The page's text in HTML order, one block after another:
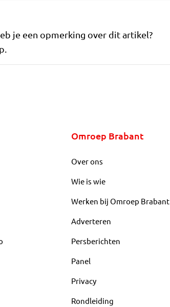
je een opmerking over dit artikel?
Omroep Brabant
Over ons
Wie is wie
Werken bij Omroep Brabant
Adverteren
Persberichten
Panel
Privacy
Rondleiding